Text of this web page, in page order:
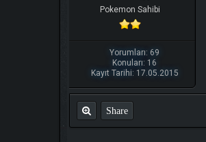
Pokemon Sahibi
Yorumları: 69
Konuları: 16
Kayıt Tarihi: 17.05.2015
Share